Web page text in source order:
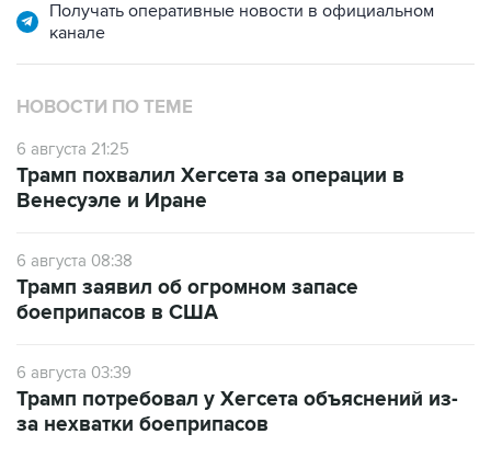
НОВОСТИ ПО ТЕМЕ
6 августа 21:25
Венесуэле и Иране
6 августа 08:38
боеприпасов в США
6 августа 03:39
за нехватки боеприпасов